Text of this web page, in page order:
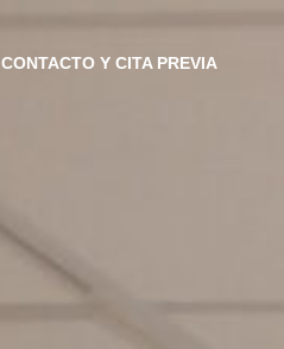
CONTACTO Y CITA PREVIA